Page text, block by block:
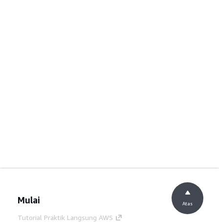
Mulai
Tutorial Praktik Langsung AWS
Atas